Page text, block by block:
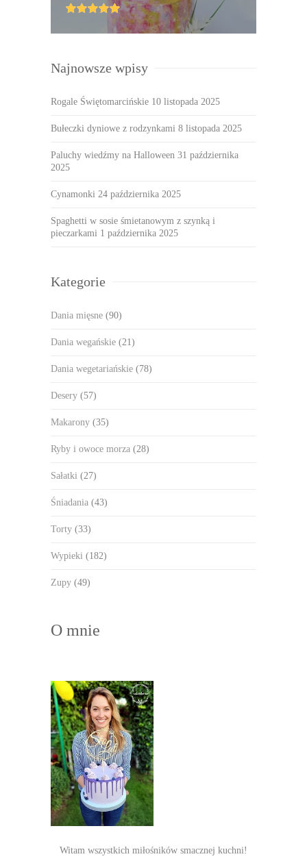
Najnowsze wpisy
Rogale Świętomarcińskie 10 listopada 2025
Bułeczki dyniowe z rodzynkami 8 listopada 2025
Paluchy wiedźmy na Halloween 31 października
2025
Cynamonki 24 października 2025
Spaghetti w sosie śmietanowym z szynką i
pieczarkami 1 października 2025
Kategorie
Dania mięsne (90)
Dania wegańskie (21)
Dania wegetariańskie (78)
Desery (57)
Makarony (35)
Ryby i owoce morza (28)
Sałatki (27)
Śniadania (43)
Torty (33)
Wypieki (182)
Zupy (49)
O mnie
Witam wszystkich miłośników smacznej kuchni!